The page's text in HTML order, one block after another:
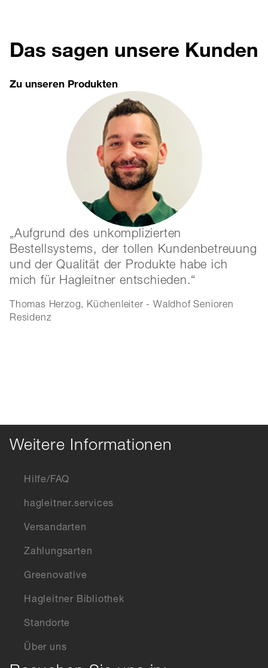
Das sagen unsere Kunden
Zu unseren Produkten
Aufgrund des unkomplizierten
Bestellsystems, der tollen Kundenbetreuung
und der Qualität der Produkte habe ich
mich für Hagleitner entschieden.
Thomas Herzog, Küchenleiter - Waldhof Senioren
Residenz
Weitere Informationen
Hilfe/FAQ
hagleitner.services
Versandarten
Zahlungsarten
Greenovative
Hagleitner Bibliothek
Standorte
Über uns